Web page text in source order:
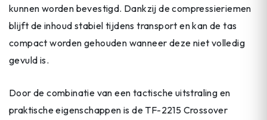
kunnen worden bevestigd. Dankzij de compressieriemen
blijft de inhoud stabiel tijdens transport en kan de tas
compact worden gehouden wanneer deze niet volledig
gevuld is.
Door de combinatie van een tactische uitstraling en
praktische eigenschappen is de TF-2215 Crossover